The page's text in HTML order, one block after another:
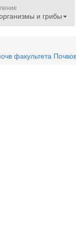
и грибы
факультета